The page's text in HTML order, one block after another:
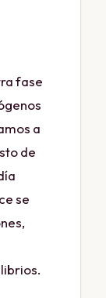
fase
a
de
se